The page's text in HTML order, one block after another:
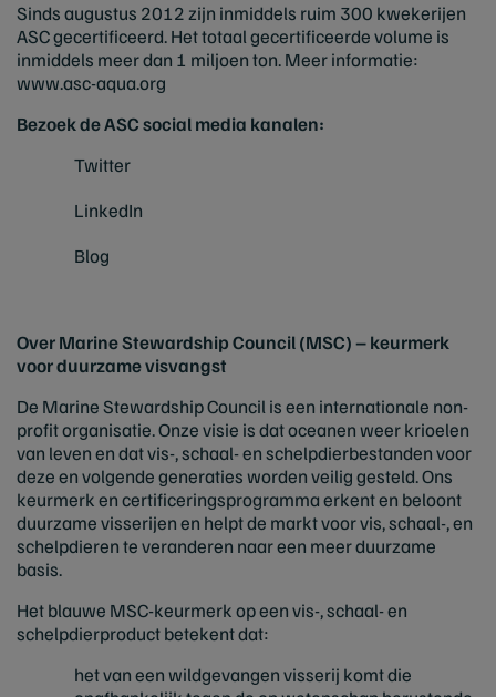
Sinds augustus 2012 zijn inmiddels ruim 300 kwekerijen
ASC gecertificeerd. Het totaal gecertificeerde volume is
inmiddels meer dan 1 miljoen ton. Meer informatie:
www.asc-aqua.org
Bezoek de ASC social media kanalen:
Twitter
LinkedIn
Blog
Over Marine Stewardship Council (MSC) – keurmerk
voor duurzame visvangst
De Marine Stewardship Council is een internationale non-
profit organisatie. Onze visie is dat oceanen weer krioelen
van leven en dat vis-, schaal- en schelpdierbestanden voor
deze en volgende generaties worden veilig gesteld. Ons
keurmerk en certificeringsprogramma erkent en beloont
duurzame visserijen en helpt de markt voor vis, schaal-, en
schelpdieren te veranderen naar een meer duurzame
basis.
Het blauwe MSC-keurmerk op een vis-, schaal- en
schelpdierproduct betekent dat:
het van een wildgevangen visserij komt die